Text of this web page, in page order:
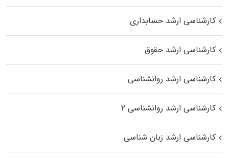
کارشناسی ارشد حسابداری
کارشناسی ارشد حقوق
کارشناسی ارشد روانشناسی
کارشناسی ارشد روانشناسی ۲
کارشناسی ارشد زبان شناسی